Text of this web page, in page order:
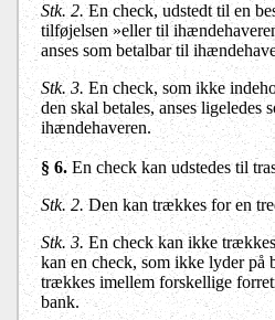
Stk. 2.En check, udstedt til en
tilføjelsen »eller til
anses som betalbar til
Stk. 3. En check, som ikke
den skal betales, anses ligeledes
ihændehaveren.
§ 6.En check kan udstedes til
Stk. 2.Den kan trækkes for en
Stk. 3. En check kan ikke
kan en check, som ikke lyder på
trækkes imellem forskellige
bank.